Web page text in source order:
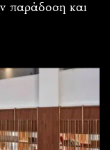
παράδοση και